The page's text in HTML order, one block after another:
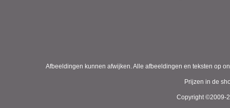
Afbeeldingen kunnen afwijken. Alle afbeeldingen en teksten op
Prijzen in de
Copyright ©2009-